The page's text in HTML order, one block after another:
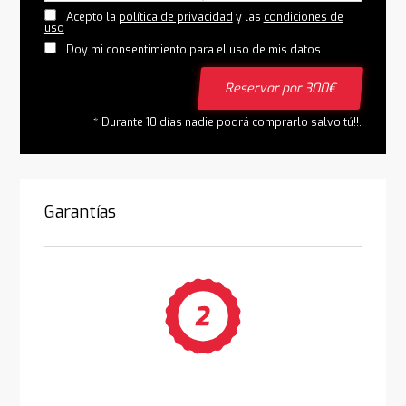
Acepto la política de privacidad y las condiciones de
uso
Doy mi consentimiento para el uso de mis datos
Reservar por 300€
* Durante 10 días nadie podrá comprarlo salvo tú!!.
Garantías